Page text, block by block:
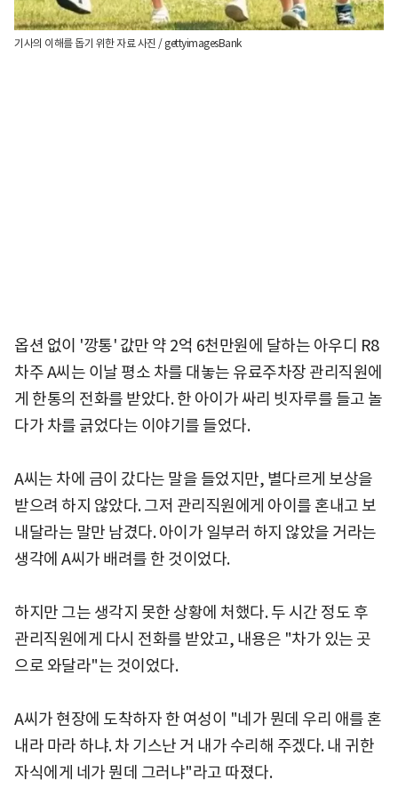
기사의 이해를 돕기 위한 자료 사진 / gettyimagesBank
옵션 없이 '깡통' 값만 약 2억 6천만원에 달하는 아우디 R8
차주 A씨는 이날 평소 차를 대놓는 유료주차장 관리직원에
게 한통의 전화를 받았다. 한 아이가 싸리 빗자루를 들고 놀
다가 차를 긁었다는 이야기를 들었다.
A씨는 차에 금이 갔다는 말을 들었지만, 별다르게 보상을
받으려 하지 않았다. 그저 관리직원에게 아이를 혼내고 보
내달라는 말만 남겼다. 아이가 일부러 하지 않았을 거라는
생각에 A씨가 배려를 한 것이었다.
하지만 그는 생각지 못한 상황에 처했다. 두 시간 정도 후
관리직원에게 다시 전화를 받았고, 내용은 "차가 있는 곳
으로 와달라"는 것이었다.
A씨가 현장에 도착하자 한 여성이 "네가 뭔데 우리 애를 혼
내라 마라 하냐. 차 기스난 거 내가 수리해 주겠다. 내 귀한
자식에게 네가 뭔데 그러냐"라고 따졌다.